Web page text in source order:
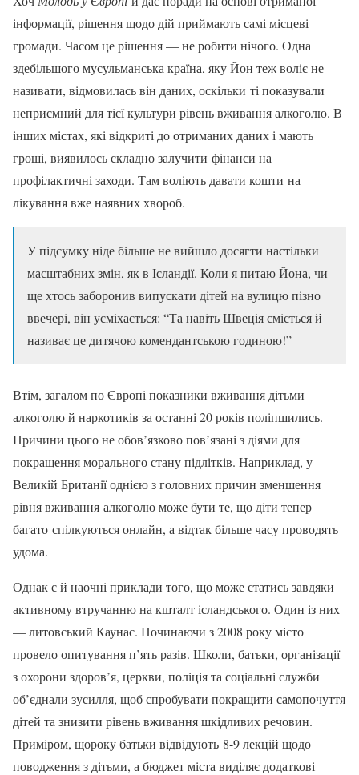
інформації, рішення щодо дій приймають самі місцеві
громади. Часом це рішення — не робити нічого. Одна
здебільшого мусульманська країна, яку Йон теж воліє не
називати, відмовилась він даних, оскільки ті показували
неприємний для тієї культури рівень вживання алкоголю. В
інших містах, які відкриті до отриманих даних і мають
гроші, виявилось складно залучити фінанси на
профілактичні заходи. Там воліють давати кошти на
лікування вже наявних хвороб.
У підсумку ніде більше не вийшло досягти настільки
масштабних змін, як в Ісландії. Коли я питаю Йона, чи
ще хтось заборонив випускати дітей на вулицю пізно
ввечері, він усміхається: “Та навіть Швеція сміється й
називає це дитячою комендантською годиною!”
Втім, загалом по Європі показники вживання дітьми
алкоголю й наркотиків за останні 20 років поліпшились.
Причини цього не обов’язково пов’язані з діями для
покращення морального стану підлітків. Наприклад, у
Великій Британії однією з головних причин зменшення
рівня вживання алкоголю може бути те, що діти тепер
багато спілкуються онлайн, а відтак більше часу проводять
удома.
Однак є й наочні приклади того, що може статись завдяки
активному втручанню на кшталт ісландського. Один із них
— литовський Каунас. Починаючи з 2008 року місто
провело опитування п’ять разів. Школи, батьки, організації
з охорони здоров’я, церкви, поліція та соціальні служби
об’єднали зусилля, щоб спробувати покращити самопочуття
дітей та знизити рівень вживання шкідливих речовин.
Приміром, щороку батьки відвідують 8-9 лекцій щодо
поводження з дітьми, а бюджет міста виділяє додаткові